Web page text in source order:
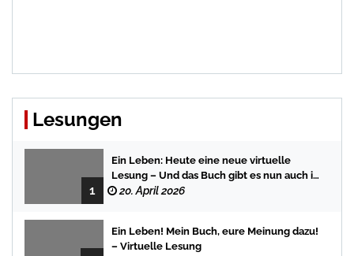
Lesungen
1
Ein Leben: Heute eine neue virtuelle
Lesung – Und das Buch gibt es nun auch in
der Bredstedter Stadtbuchhandlung
20. April 2026
Ein Leben! Mein Buch, eure Meinung dazu!
– Virtuelle Lesung